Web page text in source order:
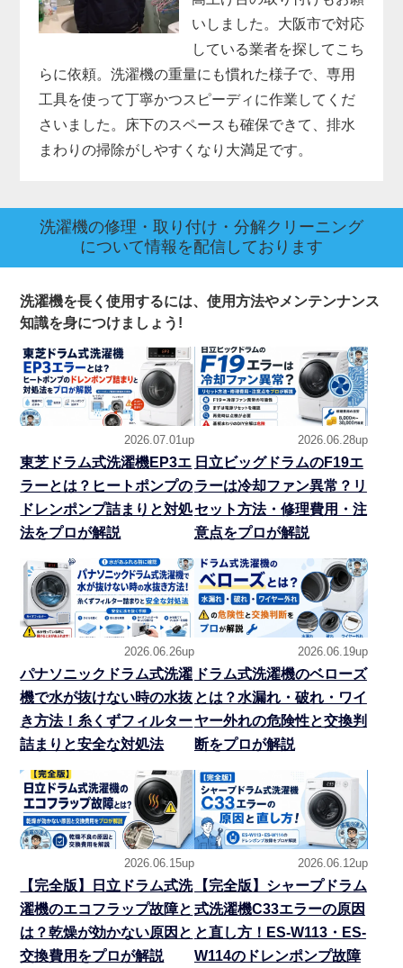
いしました。大阪市で対応
している業者を探してこち
らに依頼。洗濯機の重量にも慣れた様子で、専用
工具を使って丁寧かつスピーディに作業してくだ
さいました。床下のスペースも確保できて、排水
まわりの掃除がしやすくなり大満足です。
洗濯機の修理・取り付け・分解クリーニング
について情報を配信しております
洗濯機を長く使用するには、使用方法やメンテンナンス
知識を身につけましょう!
2026.07.01up
東芝ドラム式洗濯機EP3エ
ラーとは？ヒートポンプの
ドレンポンプ詰まりと対処
法をプロが解説
2026.06.28up
日立ビッグドラムのF19エ
ラーは冷却ファン異常？リ
セット方法・修理費用・注
意点をプロが解説
2026.06.26up
パナソニックドラム式洗濯
機で水が抜けない時の水抜
き方法！糸くずフィルター
詰まりと安全な対処法
2026.06.19up
ドラム式洗濯機のベローズ
とは？水漏れ・破れ・ワイ
ヤー外れの危険性と交換判
断をプロが解説
2026.06.15up
【完全版】日立ドラム式洗
濯機のエコフラップ故障と
は？乾燥が効かない原因と
交換費用をプロが解説
2026.06.12up
【完全版】シャープドラム
式洗濯機C33エラーの原因
と直し方！ES-W113・ES-
W114のドレンポンプ故障